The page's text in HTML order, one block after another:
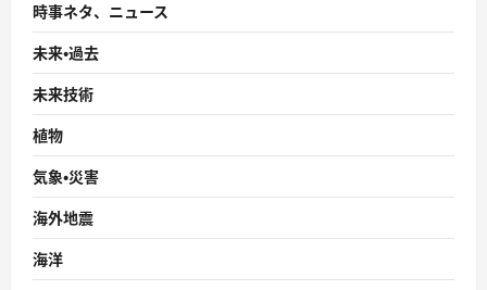
時事ネタ、ニュース
未来・過去
未来技術
植物
気象・災害
海外地震
海洋